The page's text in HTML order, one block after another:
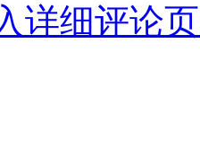
详细评论